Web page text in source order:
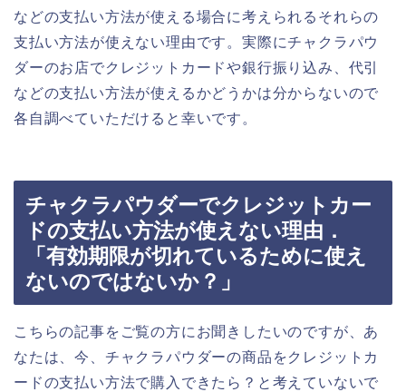
などの支払い方法が使える場合に考えられるそれらの
支払い方法が使えない理由です。実際にチャクラパウ
ダーのお店でクレジットカードや銀行振り込み、代引
などの支払い方法が使えるかどうかは分からないので
各自調べていただけると幸いです。
チャクラパウダーでクレジットカー
ドの支払い方法が使えない理由．
「有効期限が切れているために使え
ないのではないか？」
こちらの記事をご覧の方にお聞きしたいのですが、あ
なたは、今、チャクラパウダーの商品をクレジットカ
ードの支払い方法で購入できたら？と考えていないで